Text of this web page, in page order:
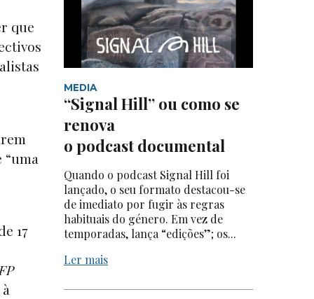
que
17
MEDIA
“Signal Hill” ou como se
renova
o podcast documental
Quando o podcast Signal Hill foi
lançado, o seu formato destacou-se
de imediato por fugir às regras
habituais do género. Em vez de
temporadas, lança “edições”; os...
Ler mais